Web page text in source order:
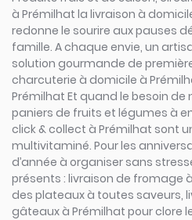
à Prémilhat la livraison à
redonne le sourire aux pauses
famille. A chaque envie, un
solution gourmande de
charcuterie à domicile à
Prémilhat Et quand le besoin de
paniers de fruits et légumes à
click & collect à Prémilhat sont
multivitaminé. Pour les
d’année à organiser sans
présents : livraison de fromage
des plateaux à toutes saveurs,
gâteaux à Prémilhat pour clore